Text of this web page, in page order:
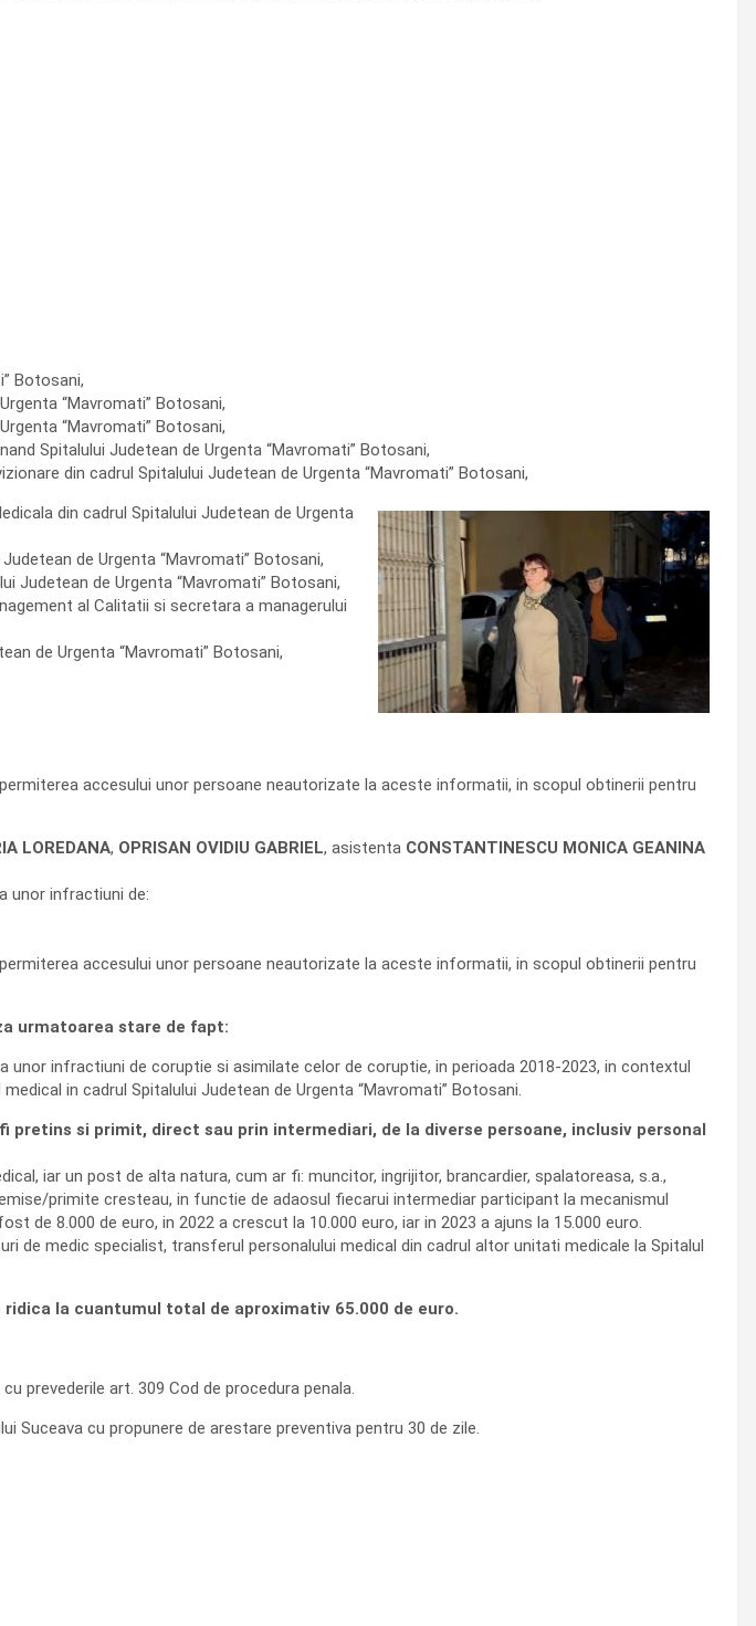
Botosani,
“Mavromati” Botosani,
“Mavromati” Botosani,
Spitalului Judetean de Urgenta “Mavromati” Botosani,
din cadrul Spitalului Judetean de Urgenta “Mavromati” Botosani,
din cadrul Spitalului Judetean de Urgenta
de Urgenta “Mavromati” Botosani,
Judetean de Urgenta “Mavromati” Botosani,
al Calitatii si secretara a managerului
de Urgenta “Mavromati” Botosani,
accesului unor persoane neautorizate la aceste informatii, in scopul obtinerii pentru
LOREDANA, OPRISAN OVIDIU GABRIEL, asistenta CONSTANTINESCU MONICA GEANINA
unor infractiuni de:
accesului unor persoane neautorizate la aceste informatii, in scopul obtinerii pentru
urmatoarea stare de fapt:
infractiuni de coruptie si asimilate celor de coruptie, in perioada 2018-2023, in contextul
in cadrul Spitalului Judetean de Urgenta “Mavromati” Botosani.
si primit, direct sau prin intermediari, de la diverse persoane, inclusiv personal
iar un post de alta natura, cum ar fi: muncitor, ingrijitor, brancardier, spalatoreasa, s.a.,
primite cresteau, in functie de adaosul fiecarui intermediar participant la mecanismul
de 8.000 de euro, in 2022 a crescut la 10.000 euro, iar in 2023 a ajuns la 15.000 euro.
de medic specialist, transferul personalului medical din cadrul altor unitati medicale la Spitalul
la cuantumul total de aproximativ 65.000 de euro.
prevederile art. 309 Cod de procedura penala.
Suceava cu propunere de arestare preventiva pentru 30 de zile.